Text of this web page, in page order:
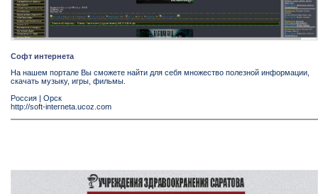
Софт интернета
На нашем портале Вы сможете найти для себя множество полезной информации,
скачать музыку, игры, фильмы.
Россия | Орск
http://soft-interneta.ucoz.com